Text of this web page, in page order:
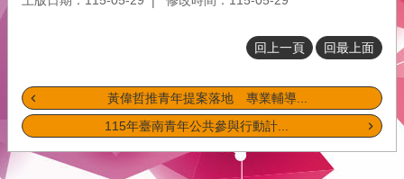
網
回
首
頁
回上一頁 回最上面
黃偉哲推青年提案落地 專業輔導...
115年臺南青年公共參與行動計...